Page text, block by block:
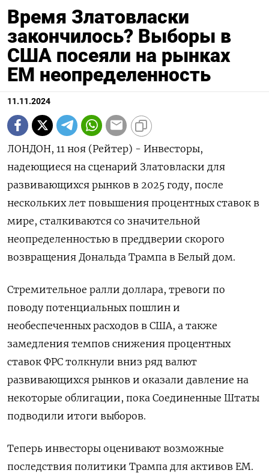
Время Златовласки
закончилось? Выборы в
США посеяли на рынках
ЕМ неопределенность
11.11.2024
ЛОНДОН, 11 ноя (Рейтер) - Инвесторы,
надеющиеся на сценарий Златовласки для
развивающихся рынков в 2025 году, после
нескольких лет повышения процентных ставок в
мире, сталкиваются со значительной
неопределенностью в преддверии скорого
возвращения Дональда Трампа в Белый дом.
Стремительное ралли доллара, тревоги по
поводу потенциальных пошлин и
необеспеченных расходов в США, а также
замедления темпов снижения процентных
ставок ФРС толкнули вниз ряд валют
развивающихся рынков и оказали давление на
некоторые облигации, пока Соединенные Штаты
подводили итоги выборов.
Теперь инвесторы оценивают возможные
последствия политики Трампа для активов EM.